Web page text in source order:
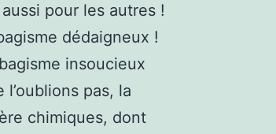
pour les autres !
dédaigneux !
insoucieux
pas, la
chimiques, dont